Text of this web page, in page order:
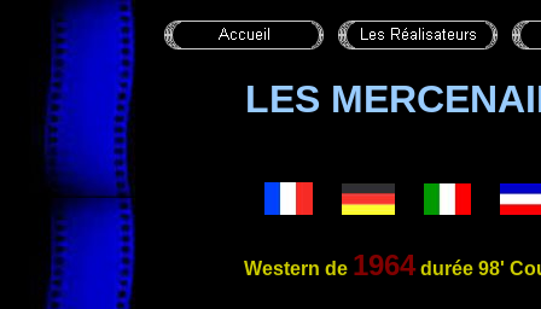
LES
Western de 1964durée 98'